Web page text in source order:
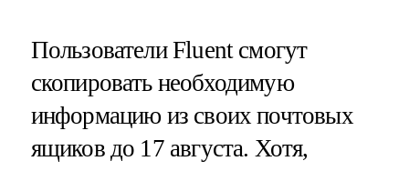
Пользователи Fluent смогут
скопировать необходимую
информацию из своих почтовых
ящиков до 17 августа. Хотя,